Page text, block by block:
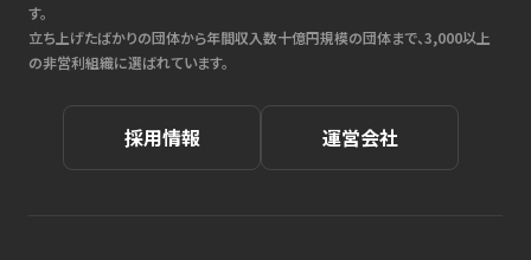
す。
立ち上げたばかりの団体から年間収入数十億円規模の団体まで、3,000以上
の非営利組織に選ばれています。
採用情報 運営会社